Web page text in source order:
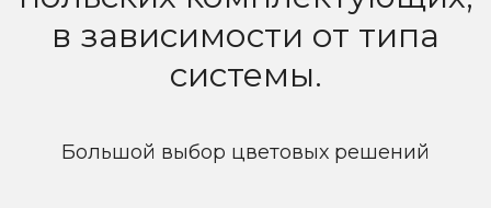
в зависимости от типа
системы.
Большой выбор цветовых решений